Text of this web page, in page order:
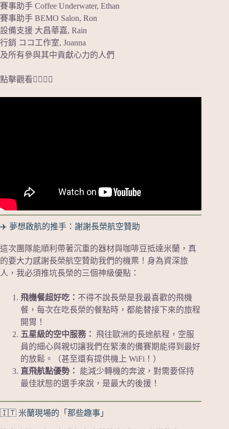
賽事助手 Coffee Underwater, Ethan
賽事助手 BEMO Salon, Ron
設備支援 大昌華嘉, Rain
行銷 ココ工作室, Joanna
及所有參與其中貢獻心力的人們
點擊觀看👇🏻👇🏻
✈️ 夢想啟航的推手：謝謝長榮航空贊助
這次團隊能順利帶著沉重的器材與咖啡豆抵達米蘭，真
的要大力感謝長榮航空贊助我們的機票！身為資深旅
人，我必須推坑長榮的三個神級優點：
飛機餐超好吃： 不得不說長榮是我最喜歡的飛機
餐，每次在吃長榮的餐點時，都能替接下來的旅程
開胃！
五星級的空中服務： 飛往歐洲的長途航程，空服
員的細心與親切讓我們在緊湊的備賽期能得到最好
的放鬆。（甚至還有提供機上 WiFi！）
直飛航點優勢：
能減少轉機的奔波，對需要保持
最佳狀態的選手來說，是最大的後援！
🇮🇹 米蘭現場的「那些趣事」